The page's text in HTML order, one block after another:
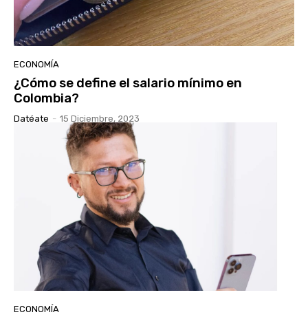
ECONOMÍA
¿Cómo se define el salario mínimo en
Colombia?
Datéate - 15 Diciembre, 2023
ECONOMÍA